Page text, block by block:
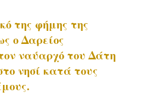
της φήμης της
o Δαρείος
ναύαρχό του Δάτη
νησί κατά τους